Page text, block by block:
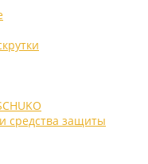
средства защиты